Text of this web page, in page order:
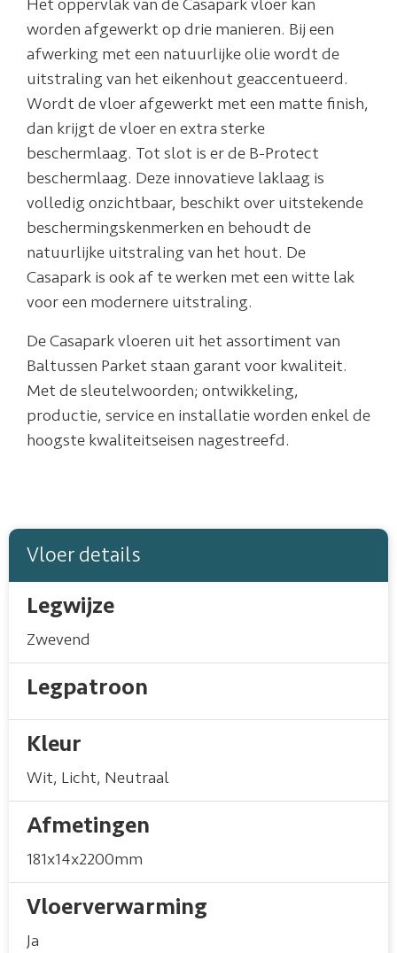
worden afgewerkt op drie manieren. Bij een
afwerking met een natuurlijke olie wordt de
uitstraling van het eikenhout geaccentueerd.
Wordt de vloer afgewerkt met een matte finish,
dan krijgt de vloer en extra sterke
beschermlaag. Tot slot is er de B-Protect
beschermlaag. Deze innovatieve laklaag is
volledig onzichtbaar, beschikt over uitstekende
beschermingskenmerken en behoudt de
natuurlijke uitstraling van het hout. De
Casapark is ook af te werken met een witte lak
voor een modernere uitstraling.
De Casapark vloeren uit het assortiment van
Baltussen Parket staan garant voor kwaliteit.
Met de sleutelwoorden; ontwikkeling,
productie, service en installatie worden enkel de
hoogste kwaliteitseisen nagestreefd.
Vloer details
Legwijze
Zwevend
Legpatroon
Kleur
Wit, Licht, Neutraal
Afmetingen
181x14x2200mm
Vloerverwarming
Ja